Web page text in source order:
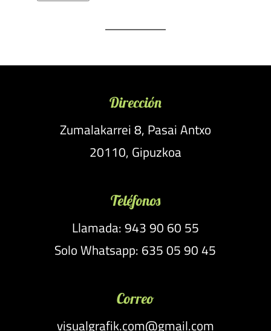
Dirección
Zumalakarrei 8, Pasai Antxo
20110, Gipuzkoa
Teléfonos
Llamada: 943 90 60 55
Solo Whatsapp: 635 05 90 45
Correo
visualgrafik.com@gmail.com